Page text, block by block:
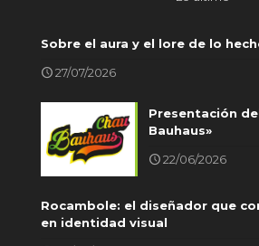
Sobre el aura y el lore de lo
27/07/2026
Presentación
Bauhaus»
22/06/2026
Rocambole: el diseñador que
en identidad visual